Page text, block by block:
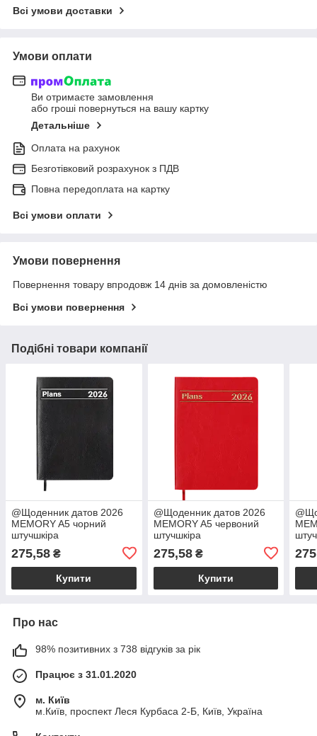
Всі умови доставки
Умови оплати
Ви отримаєте замовлення
або гроші повернуться на вашу картку
Детальніше
Оплата на рахунок
Безготівковий розрахунок з ПДВ
Повна передоплата на картку
Всі умови оплати
Умови повернення
Повернення товару впродовж 14 днів за домовленістю
Всі умови повернення
Подібні товари компанії
@Щоденник датов 2026
MEMORY A5 чорний
штучшкіра
275,58 ₴
Купити
@Щоденник датов 2026
MEMORY A5 червоний
штучшкіра
275,58₴
Купити
Про нас
98% позитивних з 738 відгуків за рік
Працює з 31.01.2020
м. Київ
м.Київ, проспект Леся Курбаса 2-Б, Київ, Україна